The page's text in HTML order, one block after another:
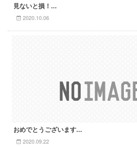
見ないと損！...
2020.10.06
おめでとうございます...
2020.09.22